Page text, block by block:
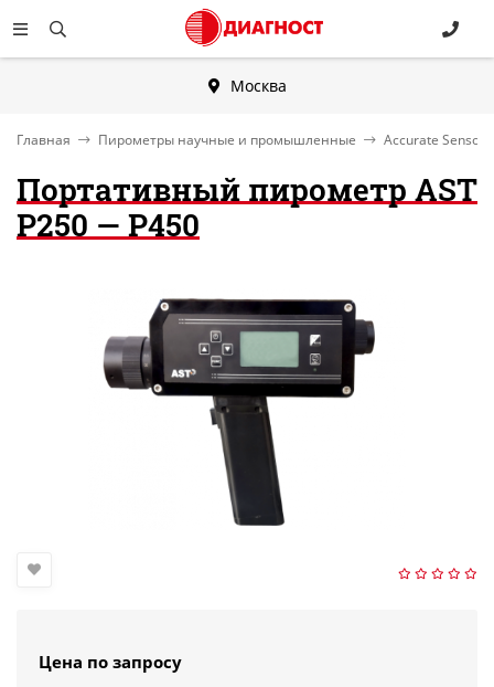
Москва
Главная Пирометры научные и промышленные Accurate
Портативный пирометр AST
P250 — P450
Цена по запросу